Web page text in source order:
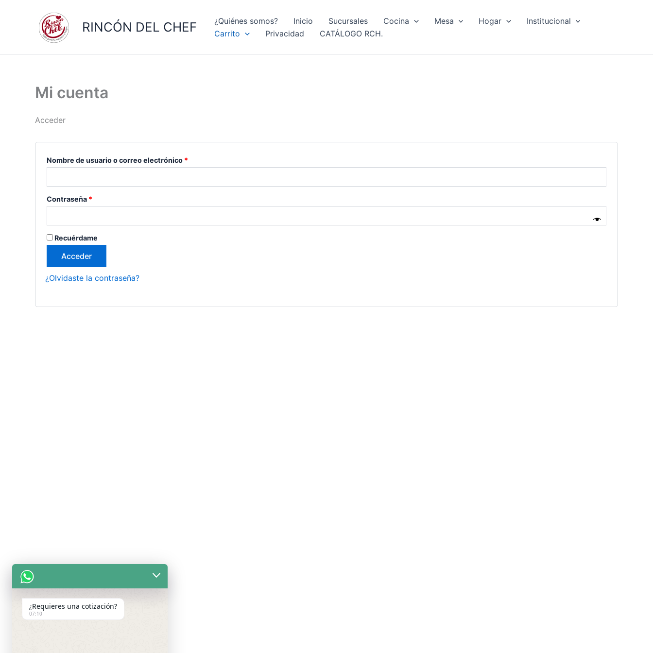
RINCÓN DEL CHEF ¿Quiénes somos? Inicio Sucursales Cocina Mesa Hogar
Institucional
Carrito
Privacidad CATÁLOGO RCH.
Mi cuenta
Acceder
Nombre de usuario o correo electrónico *
Contraseña *
Recuérdame
Acceder
¿Olvidaste la contraseña?
¿Requieres una cotización?
07:10